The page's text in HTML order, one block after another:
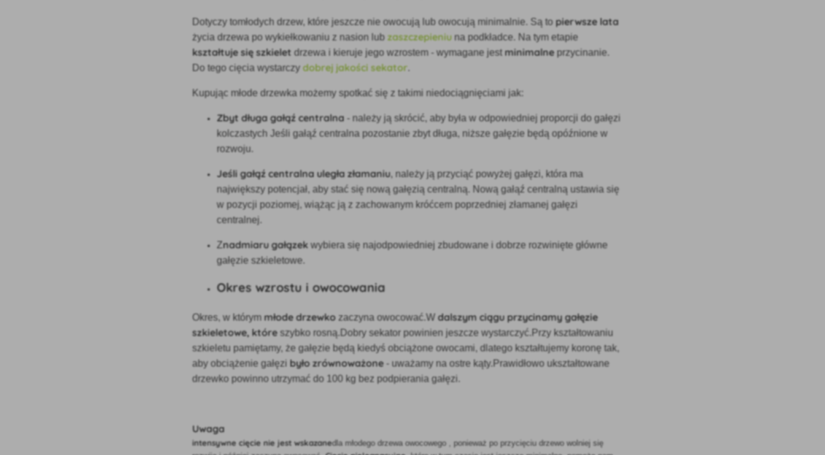
Dotyczy tomłodych drzew, które jeszcze nie owocują lub owocują minimalnie. Są topierwsze lata
życia drzewa po wykiełkowaniu z nasion lubzaszczepieniu na podkładce. Na tym etapie
kształtuje się szkielet drzewa i kieruje jego wzrostem - wymagane jestminimalneprzycinanie.
Do tego cięcia wystarczydobrej jakości sekator.
Kupując młode drzewka możemy spotkać się z takimi niedociągnięciami jak:
Zbyt długa gałąź centralna - należy ją skrócić, aby była w odpowiedniej proporcji do gałęzi
kolczastych Jeśli gałąź centralna pozostanie zbyt długa, niższe gałęzie będą opóźnione w
rozwoju.
Jeśli gałąź centralna uległa złamaniu, należy ją przyciąć powyżej gałęzi, która ma
największy potencjał, aby stać się nową gałęzią centralną. Nową gałąź centralną ustawia się
w pozycji poziomej, wiążąc ją z zachowanym króćcem poprzedniej złamanej gałęzi
centralnej.
Znadmiaru gałązekwybiera się najodpowiedniej zbudowane i dobrze rozwinięte główne
gałęzie szkieletowe.
Okres wzrostu i owocowania
Okres, w którymmłode drzewko zaczyna owocować.Wdalszym ciągu przycinamy gałęzie
szkieletowe, któreszybko rosną.Dobry sekator powinien jeszcze wystarczyć.Przy kształtowaniu
szkieletu pamiętamy, że gałęzie będą kiedyś obciążone owocami, dlatego kształtujemy koronę tak,
aby obciążenie gałęzi było zrównoważone- uważamy na ostre kąty.Prawidłowo ukształtowane
drzewko powinno utrzymać do 100 kg bez podpierania gałęzi.
Uwaga
intensywne cięcie nie jest wskazanedla młodego drzewa owocowego
, ponieważ po przycięciu drzewo wolniej się